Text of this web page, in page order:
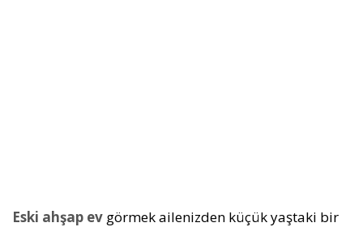
Eski ahşap ev görmek ailenizden küçük yaştaki bir